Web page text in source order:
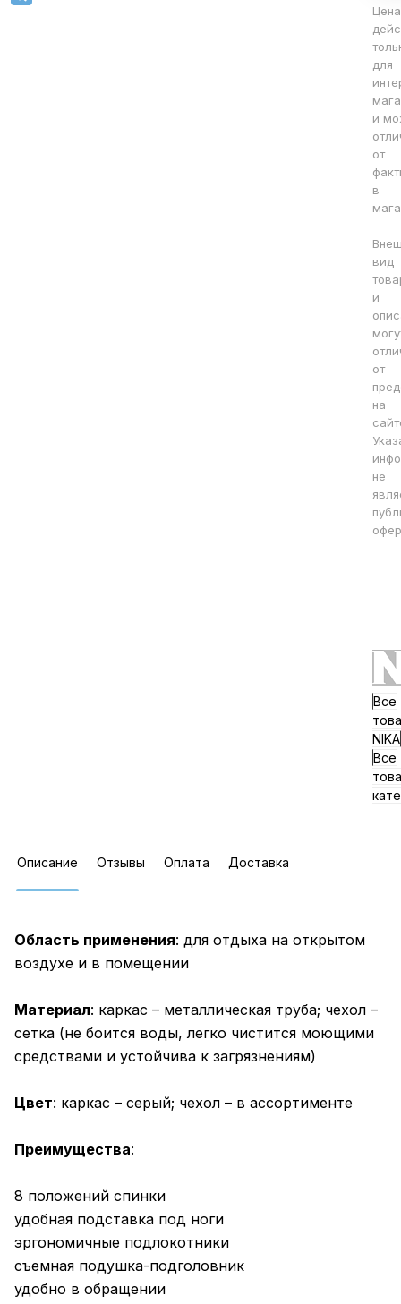
Цена
для
и
от
в
вид
и
от
на
не
Все
NIKA
Все
Описание Отзывы Оплата Доставка
Область применения: для отдыха на открытом
воздухе и в помещении
Материал: каркас – металлическая труба; чехол –
сетка (не боится воды, легко чистится моющими
средствами и устойчива к загрязнениям)
Цвет: каркас – серый; чехол – в ассортименте
Преимущества:
8 положений спинки
удобная подставка под ноги
эргономичные подлокотники
съемная подушка-подголовник
удобно в обращении